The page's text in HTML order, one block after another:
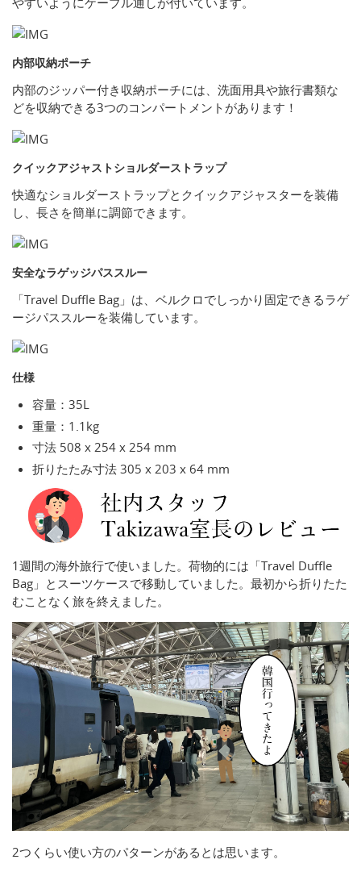
内部収納ポーチ
内部のジッパー付き収納ポーチには、洗面用具や旅行書類な
どを収納できる3つのコンパートメントがあります！
クイックアジャストショルダーストラップ
快適なショルダーストラップとクイックアジャスターを装備
し、長さを簡単に調節できます。
安全なラゲッジパススルー
「Travel Duffle Bag」は、ベルクロでしっかり固定できるラゲ
ージパススルーを装備しています。
仕様
容量：35L
重量：1.1kg
寸法 508 x 254 x 254 mm
折りたたみ寸法 305 x 203 x 64 mm
1週間の海外旅行で使いました。荷物的には「Travel Duffle
Bag」とスーツケースで移動していました。最初から折りたた
むことなく旅を終えました。
2つくらい使い方のパターンがあるとは思います。